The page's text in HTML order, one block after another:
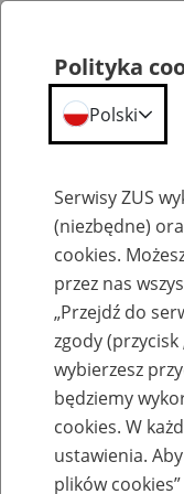
Emerytury
Baza
Polityka
Polski
Serwisy ZUS
(niezbędne)
cookies.
przez nas
„Przejdź do
zgody (przycisk
wybierzesz
będziemy
cookies. W
ustawienia.
plików